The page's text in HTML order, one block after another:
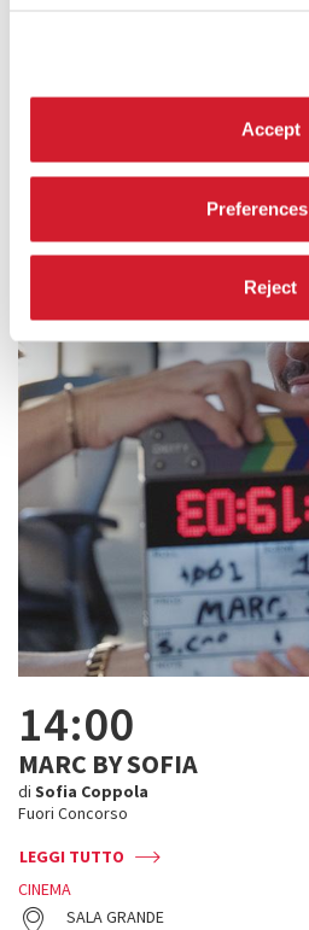
Accept
Preferences
Reject
14:00
MARC BY SOFIA
di Sofia Coppola
Fuori Concorso
LEGGI TUTTO
CINEMA
SALA GRANDE